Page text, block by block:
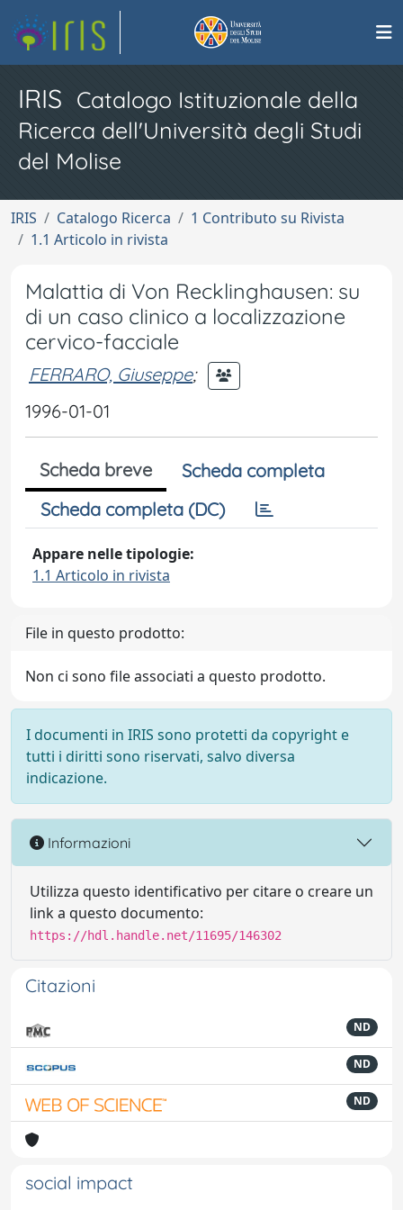
IRIS Catalogo Istituzionale della
Ricerca dell'Università degli Studi
del Molise
IRIS Catalogo Ricerca
1 Contributo su Rivista
1.1 Articolo in rivista
Malattia di Von Recklinghausen: su
di un caso clinico a localizzazione
cervico-facciale
FERRARO, Giuseppe;
1996-01-01
Scheda breve
Scheda completa
Scheda completa (DC)
Appare nelle tipologie:
1.1 Articolo in rivista
File in questo prodotto:
Non ci sono file associati a questo prodotto.
I documenti in IRIS sono protetti da copyright e
tutti i diritti sono riservati, salvo diversa
indicazione.
Informazioni
Utilizza questo identificativo per citare o creare un
link a questo documento:
https://hdl.handle.net/11695/146302
Citazioni
ND
ND
ND
social impact